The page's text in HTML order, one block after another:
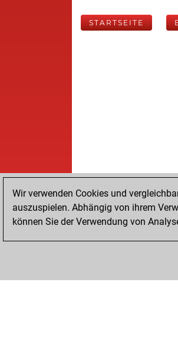
STARTSEITE
Wir verwenden Cookies und
auszuspielen. Abhängig von ihrem
können Sie der Verwendung von